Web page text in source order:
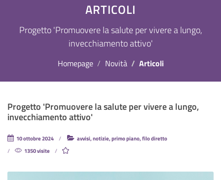
ARTICOLI
Progetto 'Promuovere la salute per vivere a lungo,
invecchiamento attivo'
Homepage Novità Articoli
Progetto 'Promuovere la salute per vivere a lungo,
invecchiamento attivo'
10 ottobre 2024
avvisi, notizie, primo piano, filo diretto
1350 visite